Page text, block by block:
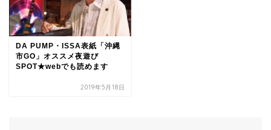
DA PUMP・ISSA表紙「沖縄
市GO」オススメ夜遊び
SPOT★webでも読めます
2019年5月18日